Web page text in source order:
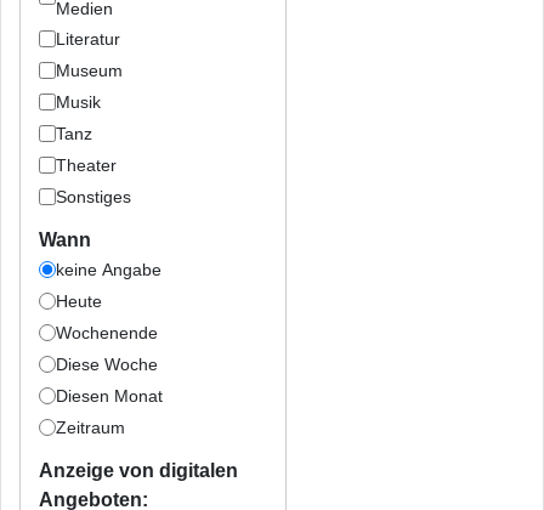
Medien
Literatur
Museum
Musik
Tanz
Theater
Sonstiges
Wann
keine Angabe
Heute
Wochenende
Diese Woche
Diesen Monat
Zeitraum
Anzeige von digitalen
Angeboten: